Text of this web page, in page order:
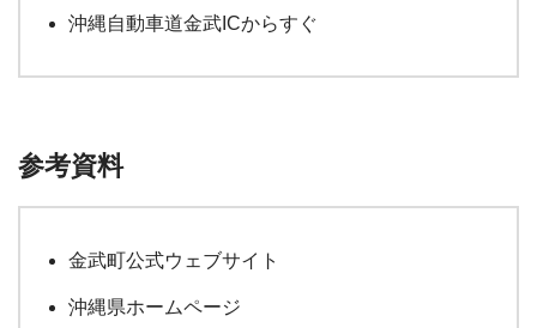
沖縄自動車道金武ICからすぐ
参考資料
金武町公式ウェブサイト
沖縄県ホームページ